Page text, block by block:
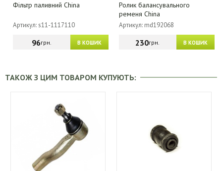
Фільтр паливний China
Артикул: s11-1117110
В КОШИК
96грн.
Ролик балансувального
ременя China
Артикул: md192068
В КОШИК
230грн.
ТАКОЖ З ЦИМ ТОВАРОМ КУПУЮТЬ: